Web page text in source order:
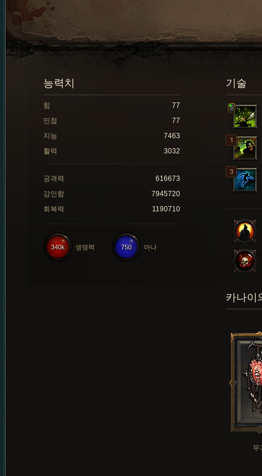
기술
능력치
힘
77
민첩
77
지능
7463
활력
3032
공격력
616673
강인함
7945720
회복력
1190710
750 마나
340k 생명력
카나이
무